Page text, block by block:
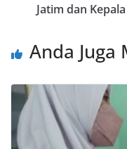
Jatim dan
Anda Juga